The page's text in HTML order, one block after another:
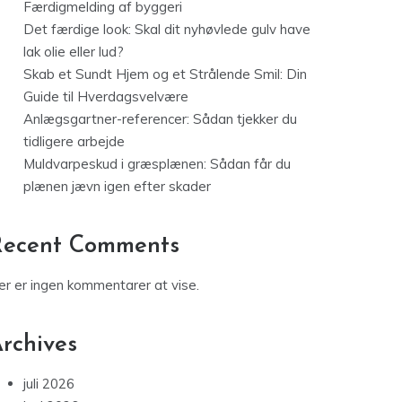
Færdigmelding af byggeri
Det færdige look: Skal dit nyhøvlede gulv have
lak olie eller lud?
Skab et Sundt Hjem og et Strålende Smil: Din
Guide til Hverdagsvelvære
Anlægsgartner-referencer: Sådan tjekker du
tidligere arbejde
Muldvarpeskud i græsplænen: Sådan får du
plænen jævn igen efter skader
Comments
er ingen kommentarer at vise.
juli 2026